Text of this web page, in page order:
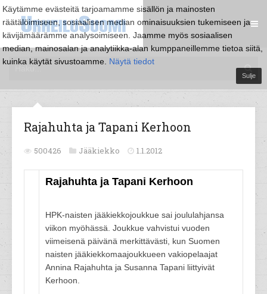
Käytämme evästeitä tarjoamamme sisällön ja mainosten
räätälöimiseen, sosiaalisen median ominaisuuksien tukemiseen ja
kävijämäärämme analysoimiseen. Jaamme myös sosiaalisen
median, mainosalan ja analytiikka-alan kumppaneillemme tietoa siitä,
kuinka käytät sivustoamme. Näytä tiedot
Sulje
Rajahuhta ja Tapani Kerhoon
500426 Jääkiekko 1.1.2012
Rajahuhta ja Tapani Kerhoon
HPK-naisten jääkiekkojoukkue sai joululahjansa
viikon myöhässä. Joukkue vahvistui vuoden
viimeisenä päivänä merkittävästi, kun Suomen
naisten jääkiekkomaajoukkueen vakiopelaajat
Annina Rajahuhta ja Susanna Tapani liittyivät
Kerhoon.